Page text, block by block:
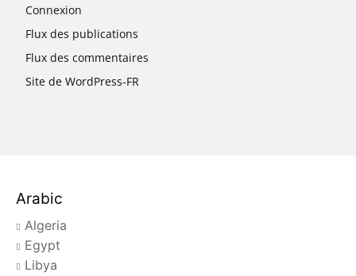
Connexion
Flux des publications
Flux des commentaires
Site de WordPress-FR
Arabic
Algeria
Egypt
Libya